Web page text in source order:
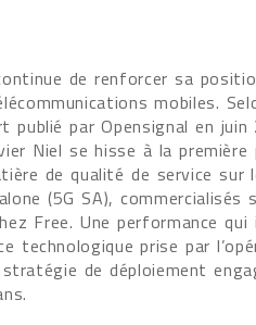
de renforcer sa
mobiles.
publié par Opensignal en juin
Niel se hisse à la première
de qualité de service sur
(5G SA), commercialisés
Free. Une performance
technologique prise par
de déploiement